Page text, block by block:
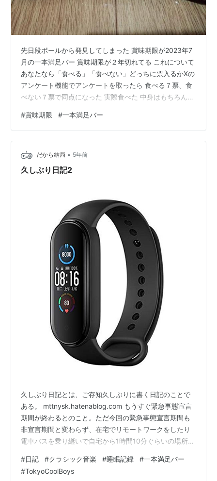
先日段ボールから発見してしまった 賞味期限が2023年7
月の一本満足バー 賞味期限が２年切れてる これについて
あなたなら「食べる」「食べない」どっちに票入るかXの
アンケート機能でアンケートを取ったら 食べる７票、食
べない７票で同点になった 実際食べた 中身はもちろん
白くなりがちですが、これは表面が白くなってなかった
表面も中身も見た目は普通 食べてみるとチョコレートの
風味は落ちてるんですが、傷んでる食品特有の苦みや酸
味が無かった 中のシリアル部分がヘナヘナでなく、ちゃ
んとした食感が残ってました 賞味期限以内の製品との違
#賞味期限 #一本満足バー
だから結局 • 5年前
久しぶり日記2
久しぶり日記とは、ご存知久しぶりに書く日記のことで
ある。 mttnysk.hatenablog.com もうすぐ緊急事態宣言
期間が終わるとのこと。ただ今回の緊急事態宣言期間も
非宣言期間と変わらず、在宅でリモートワークをしたり
電車バスを乗り継いで自宅から1時間10分ぐらいの場所に
るまでの経路のどこか（だいたいチェーン店）で外食す
ることが多いのだが、緊急事態宣言期間内は飲食店が軒
#日記 #クラシック音楽 #睡眠記録 #一本満足バー
#TokyoCoolBoys